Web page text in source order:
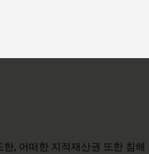
, 어떠한 지적재산권 또한 침해